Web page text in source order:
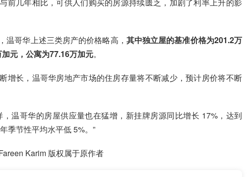
温哥华上述三类房产的价格略高， 其中独立屋的基准价格为201.2万
元，公寓为77.16万加元。
增长，温哥华房地产市场的住房存量将不断减少，预计房价将不断
，温哥华的房屋供应量也在猛增，新挂牌房源同比增长 17%，达到
季节性平均水平低 5%。”
Karim 版权属于原作者